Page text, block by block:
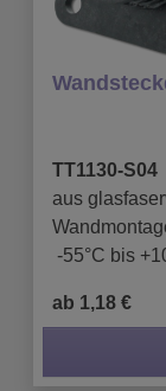
TT1130-S04
aus
-55°C bis
ab 1,18 €